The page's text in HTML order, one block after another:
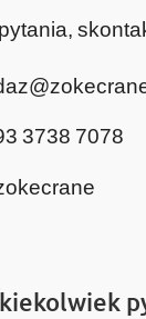
3738 7078